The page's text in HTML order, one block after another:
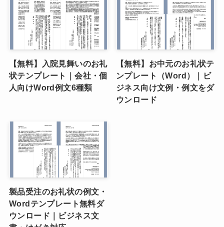
【無料】入院見舞いのお礼
状テンプレート｜会社・個
人向けWord例文6種類
【無料】お中元のお礼状テ
ンプレート（Word）｜ビ
ジネス向け文例・例文をダ
ウンロード
製品受注のお礼状の例文・
Wordテンプレート無料ダ
ウンロード｜ビジネス文